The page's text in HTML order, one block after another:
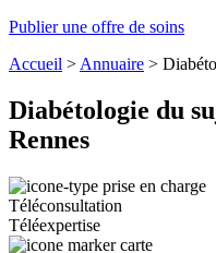
Publier une offre de soins
Accueil > Annuaire >
Diabétologie du
Rennes
Téléconsultation
Téléexpertise